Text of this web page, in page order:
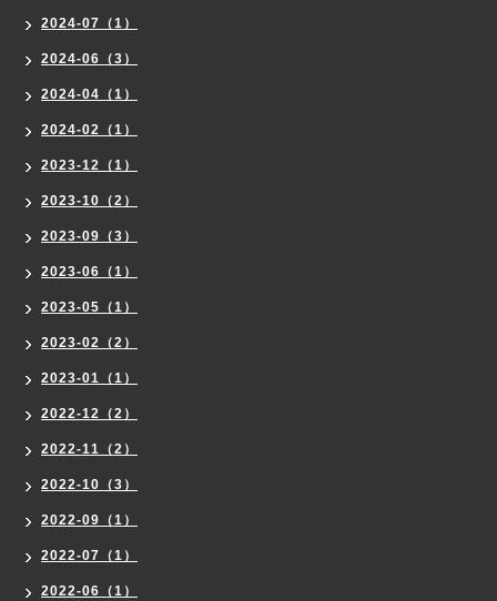
2024-07（1）
2024-06（3）
2024-04（1）
2024-02（1）
2023-12（1）
2023-10（2）
2023-09（3）
2023-06（1）
2023-05（1）
2023-02（2）
2023-01（1）
2022-12（2）
2022-11（2）
2022-10（3）
2022-09（1）
2022-07（1）
2022-06（1）